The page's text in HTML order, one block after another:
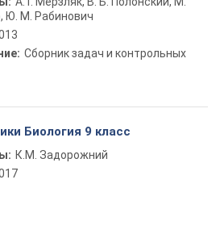
Ю. М. Рабинович
Сборник задач и контрольных
Биология 9 класс
К.М. Задорожний